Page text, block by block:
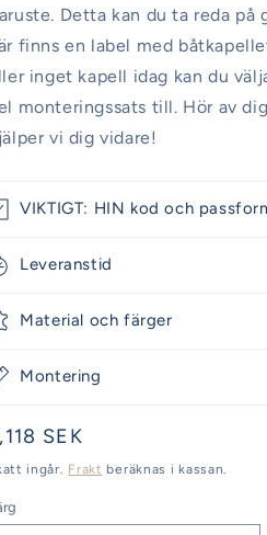
Detta kan du ta reda
finns en label med
inget kapell idag kan du
monteringssats till. Hör av
vi dig vidare!
VIKTIGT: HIN kod och
Leveranstid
Material och färger
Montering
SEK
ingår. Frakt beräknas i kassan.